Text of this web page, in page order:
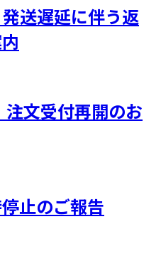
送遅延に伴う返
文受付再開のお
止のご報告